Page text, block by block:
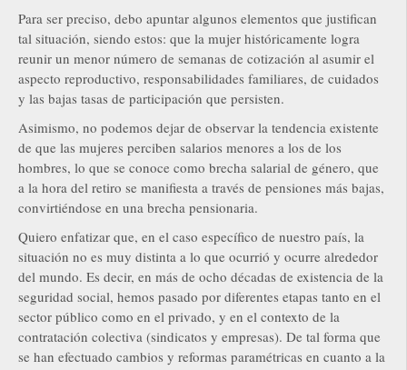
Para ser preciso, debo apuntar algunos elementos que justifican
tal situación, siendo estos: que la mujer históricamente logra
reunir un menor número de semanas de cotización al asumir el
aspecto reproductivo, responsabilidades familiares, de cuidados
y las bajas tasas de participación que persisten.
Asimismo, no podemos dejar de observar la tendencia existente
de que las mujeres perciben salarios menores a los de los
hombres, lo que se conoce como brecha salarial de género, que
a la hora del retiro se manifiesta a través de pensiones más bajas,
convirtiéndose en una brecha pensionaria.
Quiero enfatizar que, en el caso específico de nuestro país, la
situación no es muy distinta a lo que ocurrió y ocurre alrededor
del mundo. Es decir, en más de ocho décadas de existencia de la
seguridad social, hemos pasado por diferentes etapas tanto en el
sector público como en el privado, y en el contexto de la
contratación colectiva (sindicatos y empresas). De tal forma que
se han efectuado cambios y reformas paramétricas en cuanto a la